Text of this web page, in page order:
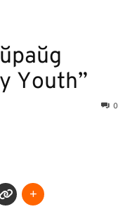
Youth”
0